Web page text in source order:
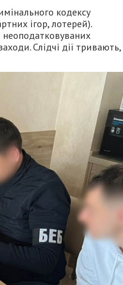
кодексу
ігор, лотерей).
неоподатковуваних
Слідчі дії тривають,